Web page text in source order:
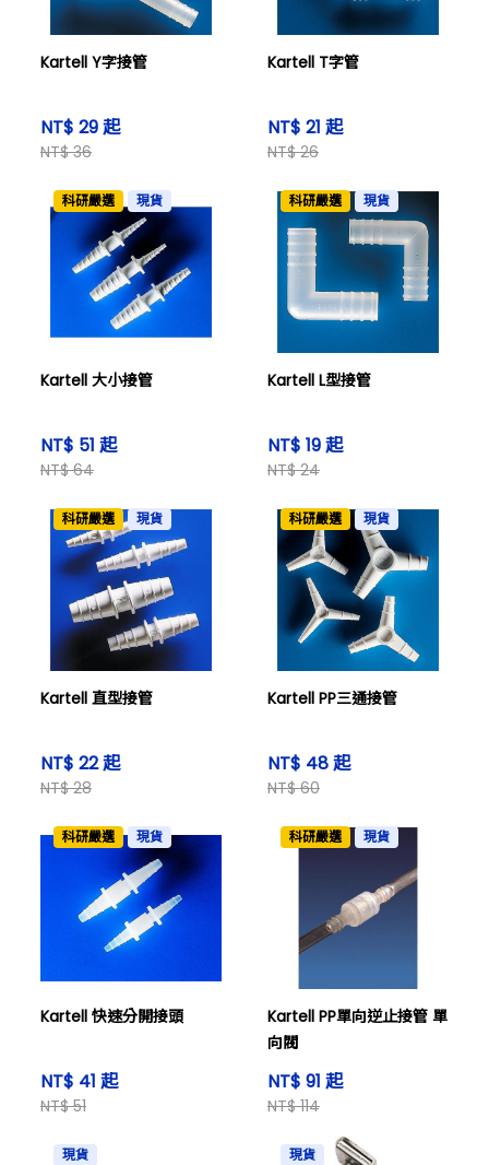
Kartell Y字接管
NT$ 29 起
NT$ 36
Kartell T字管
NT$ 21 起
NT$ 26
科研嚴選 現貨
Kartell 大小接管
NT$ 51 起
NT$ 64
科研嚴選 現貨
Kartell L型接管
NT$ 19 起
NT$ 24
科研嚴選 現貨
Kartell 直型接管
NT$ 22 起
NT$ 28
科研嚴選 現貨
Kartell PP三通接管
NT$ 48 起
NT$ 60
科研嚴選 現貨
Kartell 快速分開接頭
NT$ 41 起
NT$ 51
科研嚴選 現貨
Kartell PP單向逆止接管 單
向閥
NT$ 91 起
NT$ 114
現貨 現貨